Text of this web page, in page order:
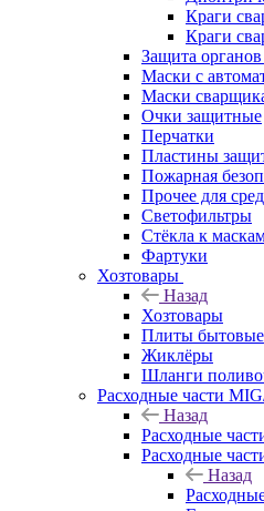
Краги
Краги
Защита
Маски с
Маски
Очки защитные
Перчатки
Пластины
Пожарная
Прочее для
Светофильтры
Стёкла к
Фартуки
Хозтовары
Назад
Хозтовары
Плиты бытовые
Жиклёры
Шланги
Расходные части
Назад
Расходные
Расходные
Назад